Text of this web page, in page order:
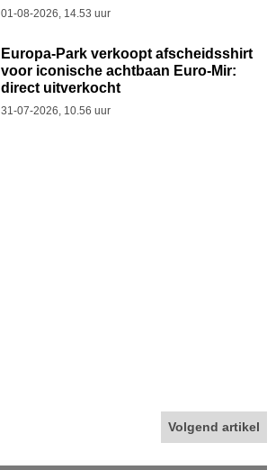
01-08-2026, 14.53 uur
Europa-Park verkoopt afscheidsshirt
voor iconische achtbaan Euro-Mir:
direct uitverkocht
31-07-2026, 10.56 uur
Volgend artikel